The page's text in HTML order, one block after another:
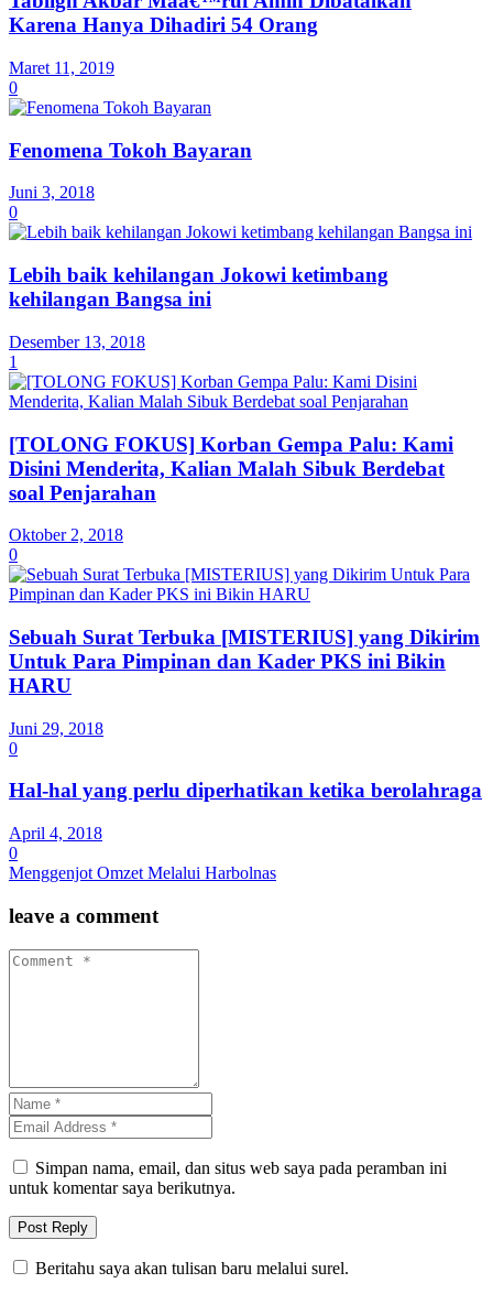
Karena Hanya Dihadiri 54 Orang
Maret 11, 2019
0
Fenomena Tokoh Bayaran
Juni 3, 2018
0
Lebih baik kehilangan Jokowi ketimbang
kehilangan Bangsa ini
Desember 13, 2018
1
[TOLONG FOKUS] Korban Gempa Palu: Kami
Disini Menderita, Kalian Malah Sibuk Berdebat
soal Penjarahan
Oktober 2, 2018
0
Sebuah Surat Terbuka [MISTERIUS] yang Dikirim
Untuk Para Pimpinan dan Kader PKS ini Bikin
HARU
Juni 29, 2018
0
Hal-hal yang perlu diperhatikan ketika berolahraga
April 4, 2018
0
Menggenjot Omzet Melalui Harbolnas
leave a comment
Simpan nama, email, dan situs web saya pada peramban ini
untuk komentar saya berikutnya.
Beritahu saya akan tulisan baru melalui surel.